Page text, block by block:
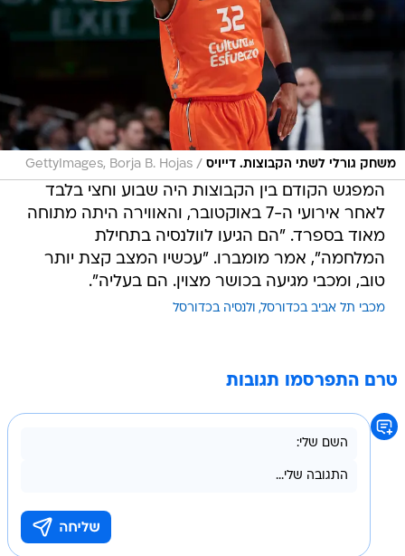
משחק גורלי לשתי הקבוצות. דייויס /
GettyImages, Borja B. Hojas
המפגש הקודם בין הקבוצות היה שבוע וחצי בלבד
לאחר אירועי ה-7 באוקטובר, והאווירה היתה מתוחה
מאוד בספרד. "הם הגיעו לוולנסיה בתחילת
המלחמה", אמר מומברו. "עכשיו המצב קצת יותר
טוב, ומכבי מגיעה בכושר מצוין. הם בעליה".
מכבי תל אביב בכדורסל ולנסיה בכדורסל
טרם התפרסמו תגובות